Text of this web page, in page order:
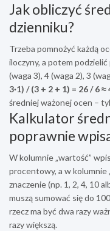
Jak obliczyć
dzienniku?
Trzeba pomnożyć każdą
iloczyny, a potem
(waga 3), 4 (waga 2), 3
3·1) / (3 + 2 + 1) = 26 / 6 ≈
średniej ważonej ocen –
Kalkulator
poprawnie
W kolumnie „wartość”
procentowy, a w kolumnie
znaczenie (np. 1, 2, 4, 10
muszą sumować się do
rzecz ma być dwa razy
razy większą.